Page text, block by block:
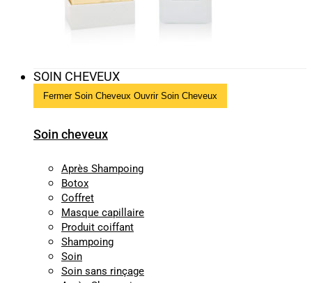
SOIN CHEVEUX
Fermer Soin Cheveux Ouvrir Soin Cheveux
Soin cheveux
Après Shampoing
Botox
Coffret
Masque capillaire
Produit coiffant
Shampoing
Soin
Soin sans rinçage